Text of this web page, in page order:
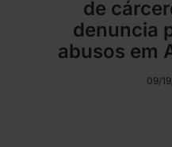
de
denuncia
abusos em
09/